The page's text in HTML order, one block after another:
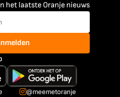
het laatste Oranje nieuws
@meemetoranje